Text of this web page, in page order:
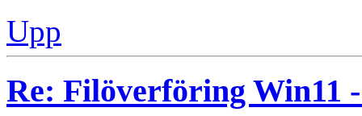
Upp
Re: Filöverföring Win11